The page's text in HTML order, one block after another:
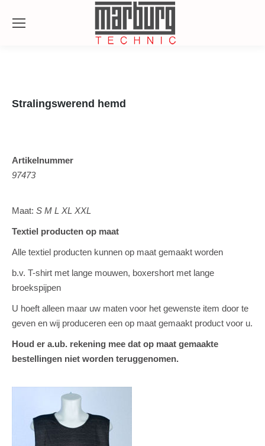
Stralingswerend hemd
Artikelnummer
97473
Maat: S M L XL XXL
Textiel producten op maat
Alle textiel producten kunnen op maat gemaakt worden
b.v. T-shirt met lange mouwen, boxershort met lange
broekspijpen
U hoeft alleen maar uw maten voor het gewenste item door te
geven en wij produceren een op maat gemaakt product voor u.
Houd er a.ub. rekening mee dat op maat gemaakte
bestellingen niet worden teruggenomen.